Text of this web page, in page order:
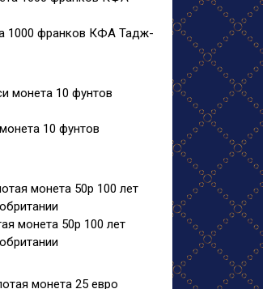
1000 франков КФА Тадж-
10 фунтов
монета 50р 100 лет